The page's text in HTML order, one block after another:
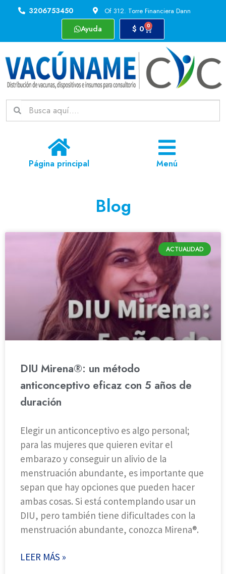
3206753450 Of 312. Torre Financiera Dann
Ayuda $ 0 0
Página principal Menú
Blog
ACTUALIDAD
DIU Mirena®: un método
anticonceptivo eficaz con 5 años de
duración
Elegir un anticonceptivo es algo personal;
para las mujeres que quieren evitar el
embarazo y conseguir un alivio de la
menstruación abundante, es importante que
sepan que hay opciones que pueden hacer
ambas cosas. Si está contemplando usar un
DIU, pero también tiene dificultades con la
menstruación abundante, conozca Mirena®.
LEER MÁS »